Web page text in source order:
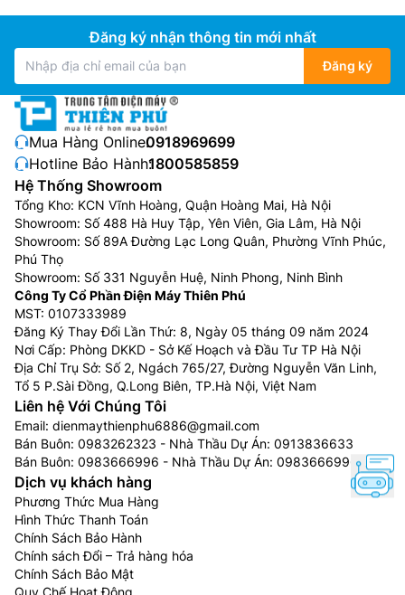
Đăng ký nhận thông tin mới nhất
Đăng ký
Mua Hàng Online:0918969699
Hotline Bảo Hành:1800585859
Hệ Thống Showroom
Tổng Kho: KCN Vĩnh Hoàng, Quận Hoàng Mai, Hà Nội
Showroom: Số 488 Hà Huy Tập, Yên Viên, Gia Lâm, Hà Nội
Showroom: Số 89A Đường Lạc Long Quân, Phường Vĩnh Phúc,
Phú Thọ
Showroom: Số 331 Nguyễn Huệ, Ninh Phong, Ninh Bình
Công Ty Cổ Phần Điện Máy Thiên Phú
MST: 0107333989
Đăng Ký Thay Đổi Lần Thứ: 8, Ngày 05 tháng 09 năm 2024
Nơi Cấp: Phòng DKKD - Sở Kế Hoạch và Đầu Tư TP Hà Nội
Địa Chỉ Trụ Sở: Số 2, Ngách 765/27, Đường Nguyễn Văn Linh,
Tổ 5 P.Sài Đồng, Q.Long Biên, TP.Hà Nội, Việt Nam
Liên hệ Với Chúng Tôi
Email: dienmaythienphu6886@gmail.com
Bán Buôn: 0983262323 - Nhà Thầu Dự Án: 0913836633
Bán Buôn: 0983666996 - Nhà Thầu Dự Án: 0983666996
Dịch vụ khách hàng
Phương Thức Mua Hàng
Hình Thức Thanh Toán
Chính Sách Bảo Hành
Chính sách Đổi – Trả hàng hóa
Chính Sách Bảo Mật
Quy Chế Hoạt Động